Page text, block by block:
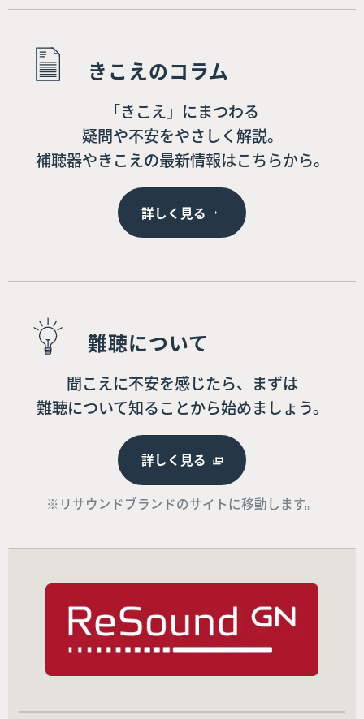
きこえのコラム
「きこえ」にまつわる
疑問や不安をやさしく解説。
補聴器やきこえの最新情報はこちらから。
詳しく見る
難聴について
聞こえに不安を感じたら、まずは
難聴について知ることから始めましょう。
詳しく見る
※リサウンドブランドのサイトに移動します。